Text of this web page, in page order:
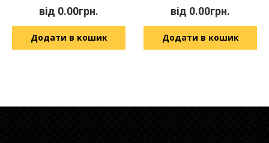
від 0.00грн.
Додати в кошик
від 0.00грн.
Додати в кошик